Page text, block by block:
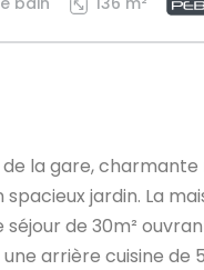
de la gare,
jardin. La
séjour de 30m²
arrière cuisine de